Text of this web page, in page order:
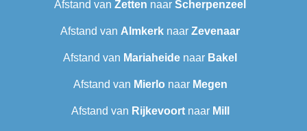
Afstand van Zetten naar Scherpenzeel
Afstand van Almkerk naar Zevenaar
Afstand van Mariaheide naar Bakel
Afstand van Mierlo naar Megen
Afstand van Rijkevoortnaar Mill